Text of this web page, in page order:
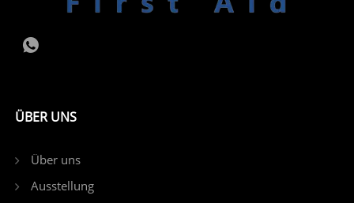
ÜBER UNS
Über uns
Ausstellung